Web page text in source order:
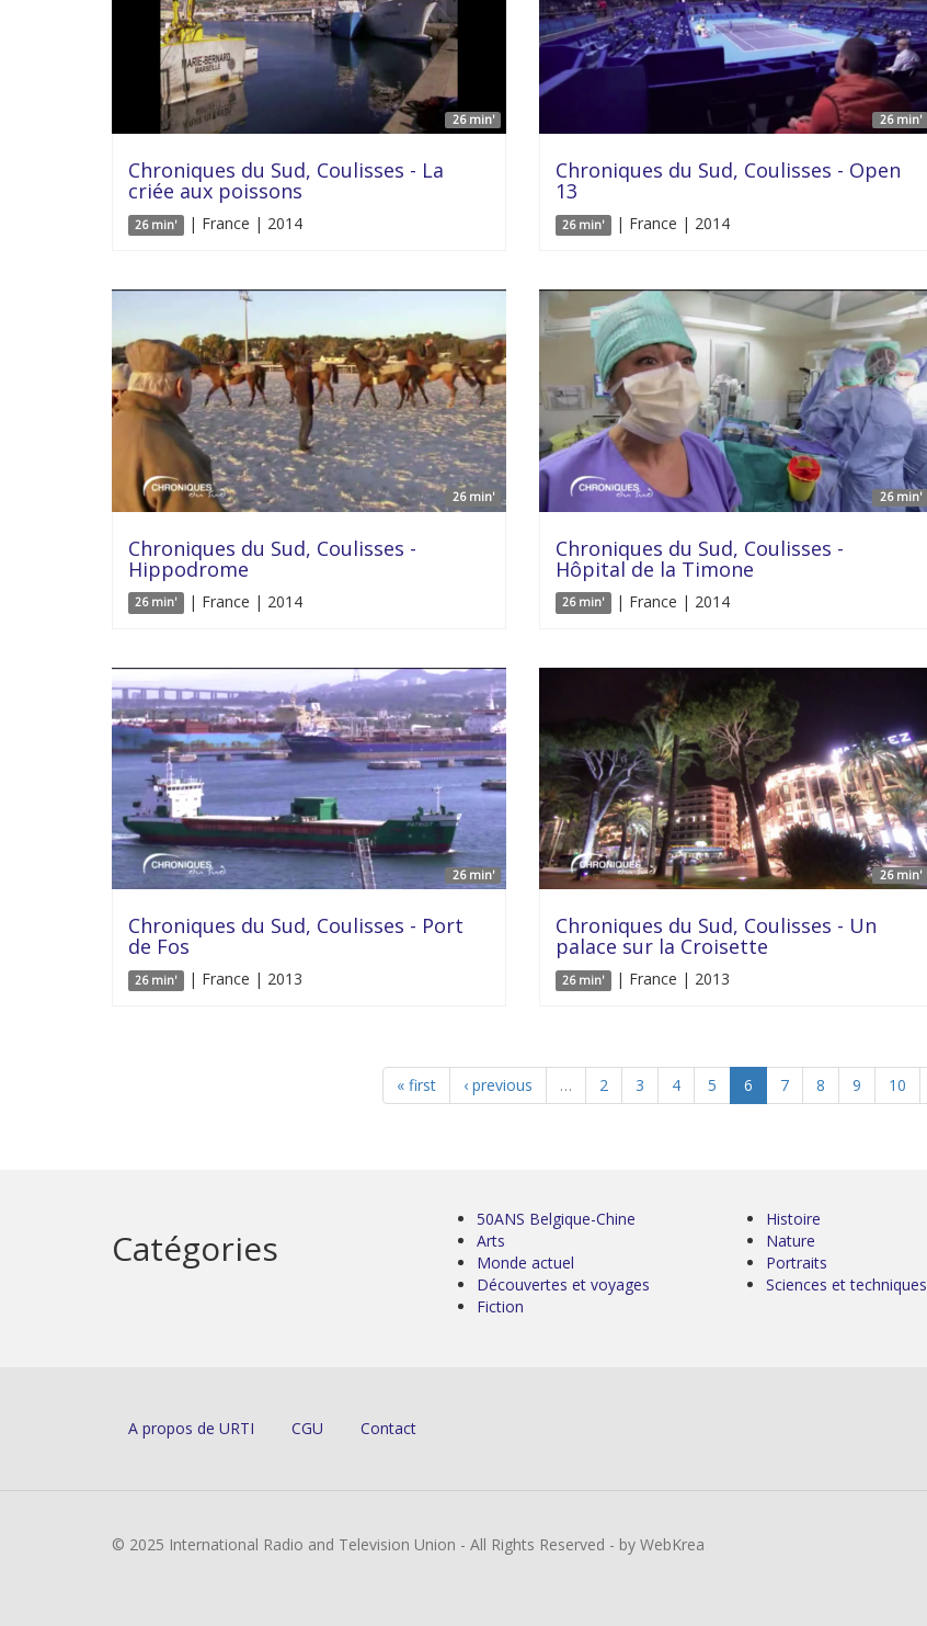
26 min'
Chroniques du Sud, Coulisses - La
criée aux poissons
26 min' | France | 2014
26 min'
Chroniques du Sud, Coulisses - Open
13
26 min' | France | 2014
26 min'
Chroniques du Sud, Coulisses -
Hippodrome
26 min' | France | 2014
26 min'
Chroniques du Sud, Coulisses -
Hôpital de la Timone
26 min' | France | 2014
26 min'
Chroniques du Sud, Coulisses - Port
de Fos
26 min' | France | 2013
26 min'
Chroniques du Sud, Coulisses - Un
palace sur la Croisette
26 min' | France | 2013
« first ‹ previous … 2 3 4 5 6 7 8 9 10
Catégories
50ANS Belgique-Chine
Arts
Monde actuel
Découvertes et voyages
Fiction
Histoire
Nature
Portraits
Sciences et techniques
A propos de URTI CGU Contact
© 2025 International Radio and Television Union - All Rights Reserved - by WebKrea